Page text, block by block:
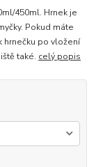
450ml. Hrnek je
Pokud máte
hrnečku po vložení
také. celý popis